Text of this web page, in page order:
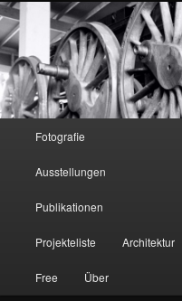
hendrik bloem
Skip to primary content
Skip to secondary content
Fotografie
Ausstellungen
Publikationen
Projekteliste Architektur
Free Über